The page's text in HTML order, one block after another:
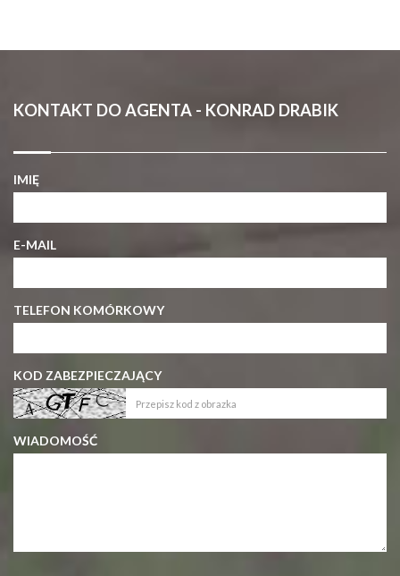
KONTAKT DO AGENTA - KONRAD DRABIK
IMIĘ
E-MAIL
TELEFON KOMÓRKOWY
KOD ZABEZPIECZAJĄCY
WIADOMOŚĆ